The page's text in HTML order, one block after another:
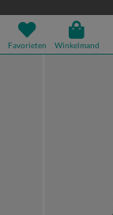
Favorieten Winkelmand